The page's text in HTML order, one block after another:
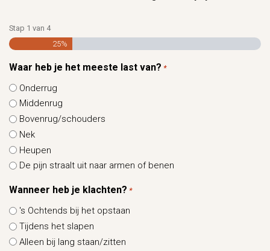
Stap 1 van 4
25%
Waar heb je het meeste last van? *
Onderrug
Middenrug
Bovenrug/schouders
Nek
Heupen
De pijn straalt uit naar armen of benen
Wanneer heb je klachten? *
's Ochtends bij het opstaan
Tijdens het slapen
Alleen bij lang staan/zitten